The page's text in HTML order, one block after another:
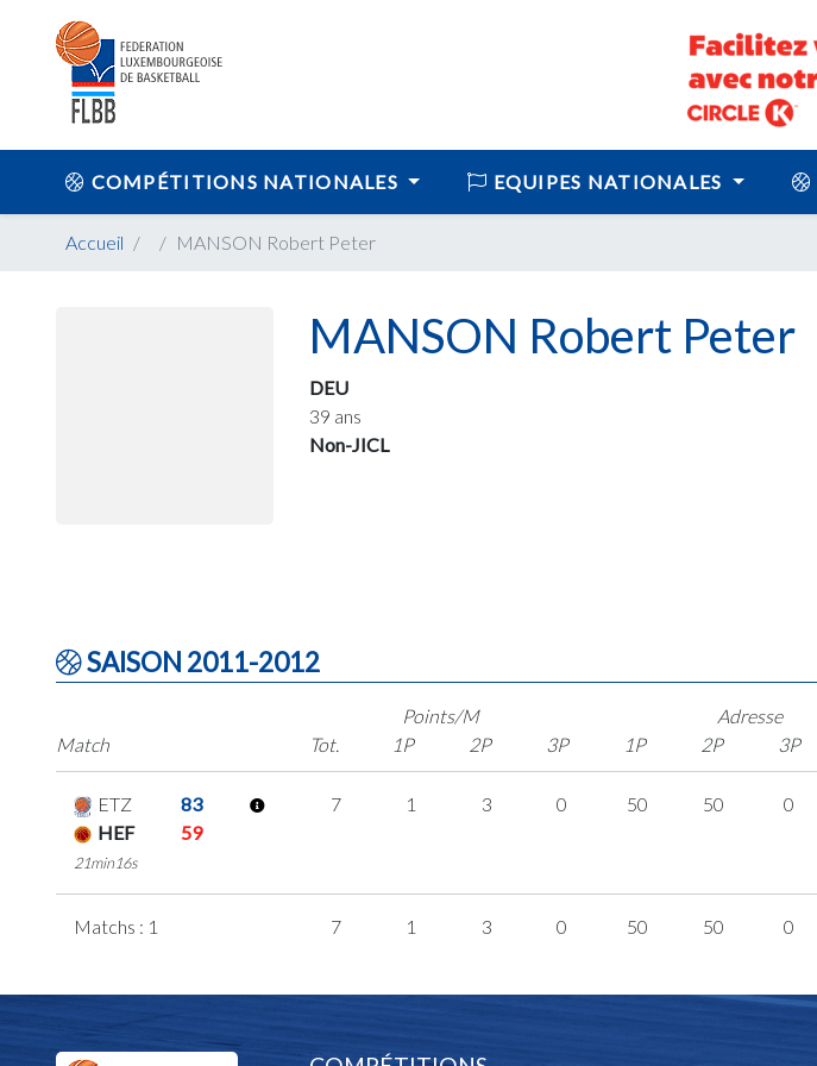
COMPÉTITIONS NATIONALES EQUIPES NATIONALES
Accueil MANSON Robert Peter
MANSON Robert Peter
DEU
39 ans
Non-JICL
SAISON 2011-2012
Match
Points/M
Tot.
1P 2P 3P
Adresse
1P
2P 3P
ETZ
83
HEF
59
21min16s
7 1 3 0 50 50 0
Matchs : 1 7 1 3 0 50 50 0